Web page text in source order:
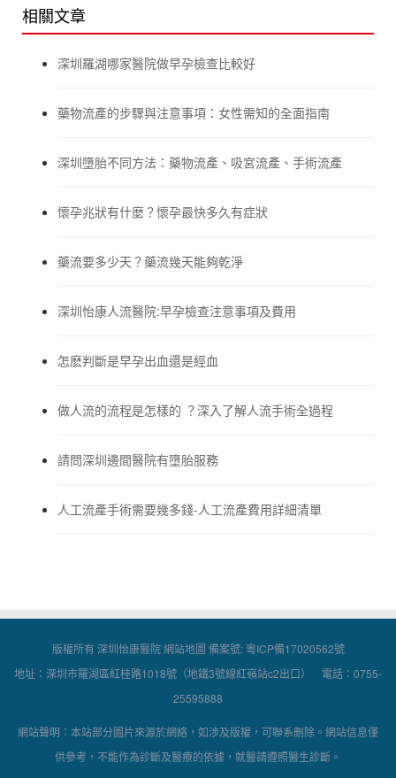
相關文章
深圳羅湖哪家醫院做早孕檢查比較好
藥物流產的步驟與注意事項：女性需知的全面指南
深圳墮胎不同方法：藥物流產、吸宮流產、手術流產
懷孕兆狀有什麼？懷孕最快多久有症狀
藥流要多少天？藥流幾天能夠乾淨
深圳怡康人流醫院:早孕檢查注意事項及費用
怎麽判斷是早孕出血還是經血
做人流的流程是怎樣的 ？深入了解人流手術全過程
請問深圳邊間醫院有墮胎服務
人工流產手術需要幾多錢-人工流產費用詳細清單
版權所有 深圳怡康醫院網站地圖 備案號:粵ICP備17020562號
地址：深圳市羅湖區紅桂路1018號（地鐵3號線紅嶺站c2出口） 電話：0755-
25595888
網站聲明：本站部分圖片來源於網絡，如涉及版權，可聯系刪除。網站信息僅
供參考，不能作為診斷及醫療的依據，就醫請遵照醫生診斷。